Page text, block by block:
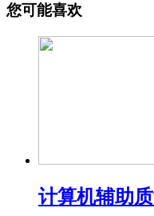
您可能喜欢
计算机辅助